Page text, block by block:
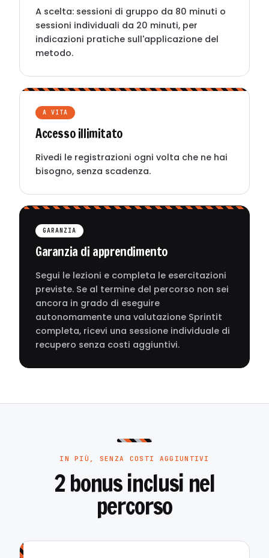
A scelta: sessioni di gruppo da 80 minuti o
sessioni individuali da 20 minuti, per
indicazioni pratiche sull'applicazione del
metodo.
A VITA
Accesso illimitato
Rivedi le registrazioni ogni volta che ne hai
bisogno, senza scadenza.
GARANZIA
Garanzia di apprendimento
Segui le lezioni e completa le esercitazioni
previste. Se al termine del percorso non sei
ancora in grado di eseguire
autonomamente una valutazione Sprintit
completa, ricevi una sessione individuale di
recupero senza costi aggiuntivi.
IN PIÙ, SENZA COSTI AGGIUNTIVI
2 bonus inclusi nel
percorso